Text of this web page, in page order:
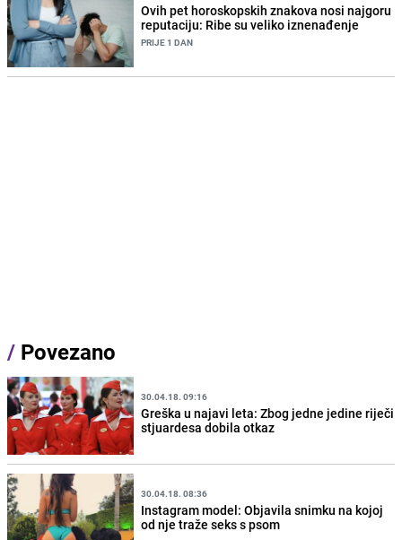
Ovih pet horoskopskih znakova nosi najgoru
reputaciju: Ribe su veliko iznenađenje
PRIJE 1 DAN
/ Povezano
30.04.18. 09:16
Greška u najavi leta: Zbog jedne jedine riječi
stjuardesa dobila otkaz
30.04.18. 08:36
Instagram model: Objavila snimku na kojoj
od nje traže seks s psom